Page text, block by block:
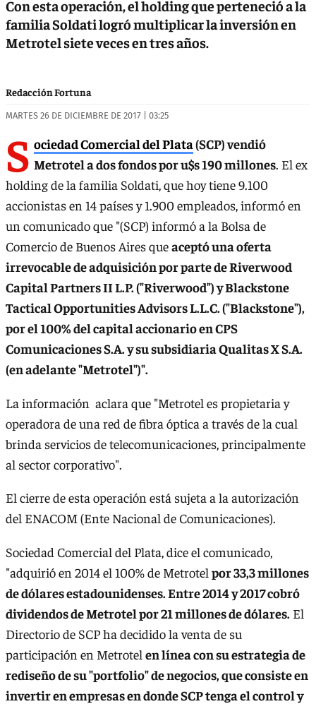
Con esta operación, el holding que perteneció a la
familia Soldati logró multiplicar la inversión en
Metrotel siete veces en tres años.
Redacción Fortuna
MARTES 26 DE DICIEMBRE DE 2017 | 03:25
S ociedad Comercial del Plata(SCP) vendió
Metrotel a dos fondos por u$s 190 millones. El ex
holding de la familia Soldati, que hoy tiene 9.100
accionistas en 14 países y 1.900 empleados, informó en
un comunicado que "(SCP) informó a la Bolsa de
Comercio de Buenos Aires queaceptó una oferta
irrevocable de adquisición por parte de Riverwood
Capital Partners II L.P. ("Riverwood") y Blackstone
Tactical Opportunities Advisors L.L.C. ("Blackstone"),
por el 100% del capital accionario en CPS
Comunicaciones S.A. y su subsidiaria Qualitas X S.A.
(en adelante "Metrotel")".
La información aclara que "Metrotel es propietaria y
operadora de una red de fibra óptica a través de la cual
brinda servicios de telecomunicaciones, principalmente
al sector corporativo".
El cierre de esta operación está sujeta a la autorización
del ENACOM (Ente Nacional de Comunicaciones).
Sociedad Comercial del Plata, dice el comunicado,
"adquirió en 2014 el 100% de Metrotel por 33,3 millones
de dólares estadounidenses. Entre 2014 y 2017 cobró
dividendos de Metrotel por 21 millones de dólares. El
Directorio de SCP ha decidido la venta de su
participación en Metrotel en línea con su estrategia de
rediseño de su "portfolio" de negocios, que consiste en
invertir en empresas en donde SCP tenga el control y